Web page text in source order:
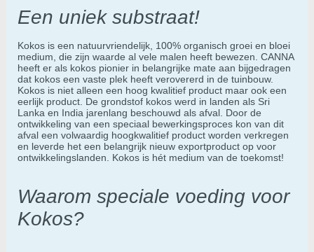
Een uniek substraat!
Kokos is een natuurvriendelijk, 100% organisch groei en bloei
medium, die zijn waarde al vele malen heeft bewezen. CANNA
heeft er als kokos pionier in belangrijke mate aan bijgedragen
dat kokos een vaste plek heeft verovererd in de tuinbouw.
Kokos is niet alleen een hoog kwalitief product maar ook een
eerlijk product. De grondstof kokos werd in landen als Sri
Lanka en India jarenlang beschouwd als afval. Door de
ontwikkeling van een speciaal bewerkingsproces kon van dit
afval een volwaardig hoogkwalitief product worden verkregen
en leverde het een belangrijk nieuw exportproduct op voor
ontwikkelingslanden. Kokos is hét medium van de toekomst!
Waarom speciale voeding voor
Kokos?